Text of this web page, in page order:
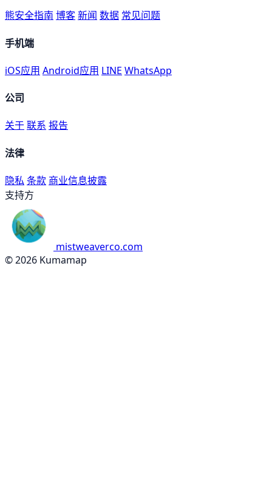
熊安全指南 博客新闻 数据 常见问题
手机端
iOS应用 Android应用 LINE WhatsApp
公司
关于联系 报告
法律
隐私 条款 商业信息披露
支持方
mistweaverco.com
© 2026 Kumamap